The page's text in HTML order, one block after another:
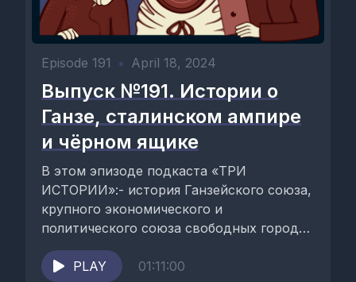
Episode 191 • April 18, 2024
Выпуск №191. Истории о
Ганзе, сталинском ампире
и чёрном ящике
В этом эпизоде подкаста «ТРИ
ИСТОРИИ»:- история Ганзейского союза,
крупного экономического и
политического союза свободных городов
Северной и Западной Европы средних
веков;- аудиогид по...
PLAY 01:11:00